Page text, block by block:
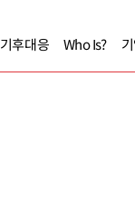
기후대응 Who Is?